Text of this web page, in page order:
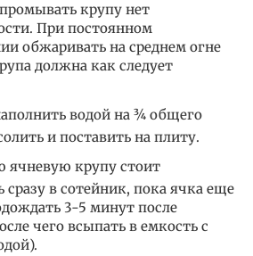
крупу нет
При постоянном
обжаривать на среднем огне
должна как следует
водой на ¾ общего
и поставить на плиту.
ячневую крупу стоит
сразу в сотейник, пока ячка еще
3-5 минут после
чего всыпать в емкость с